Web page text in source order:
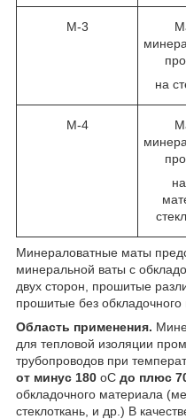
М-3
на
М-4
Минераловатные маты
минеральной ваты с
двух сторон, прошитые
прошитые без обкладочного
Область применения.
для тепловой изоляции
трубопроводов при
от минус 180 оС до плюс
обкладочного материала
стеклоткань, и др.) В